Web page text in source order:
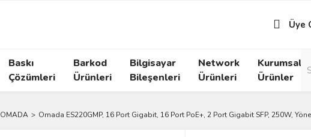
Üye
Baskı
Çözümleri
Barkod
Ürünleri
Bilgisayar
Bileşenleri
Network
Ürünleri
Kurumsal
Ürünler
OMADA Omada ES220GMP, 16 Port Gigabit, 16 Port PoE+, 2 Port Gigabit SFP, 250W,